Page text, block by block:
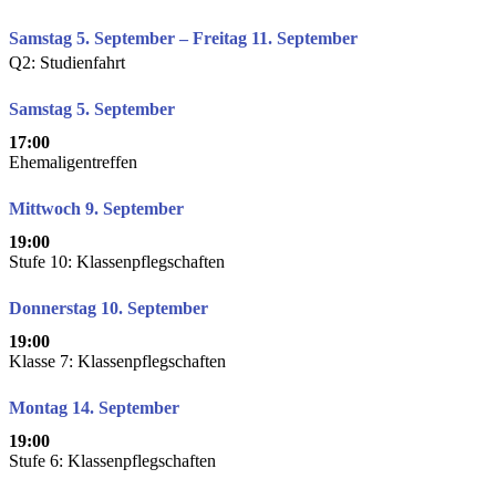
Samstag 5. September – Freitag 11. September
Q2: Studienfahrt
Samstag 5. September
17:00
Ehemaligentreffen
Mittwoch 9. September
19:00
Stufe 10: Klassenpflegschaften
Donnerstag 10. September
19:00
Klasse 7: Klassenpflegschaften
Montag 14. September
19:00
Stufe 6: Klassenpflegschaften